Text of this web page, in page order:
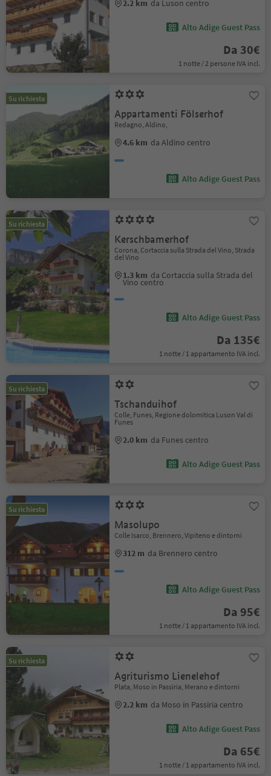
2.2 km da Luson centro
Alto Adige Guest Pass
Da 30€
1 notte / 2 persone IVA incl.
Su richiesta
Appartamenti Fölserhof
Redagno, Aldino,
4.6 km da Aldino centro
Alto Adige Guest Pass
Su richiesta
Kerschbamerhof
Corona, Cortaccia sulla Strada del Vino, Strada
del Vino
1.3 km da Cortaccia sulla Strada del
Vino centro
Alto Adige Guest Pass
Da 135€
1 notte / 1 appartamento IVA incl.
Su richiesta
Tschanduihof
Colle, Funes, Regione dolomitica Luson Val di
Funes
2.0 km da Funes centro
Alto Adige Guest Pass
Su richiesta
Masolupo
Colle Isarco, Brennero, Vipiteno e dintorni
312 m da Brennero centro
Alto Adige Guest Pass
Da 95€
1 notte / 1 appartamento IVA incl.
Su richiesta
Agriturismo Lienelehof
Plata, Moso in Passiria, Merano e dintorni
2.2 km da Moso in Passiria centro
Alto Adige Guest Pass
Da 65€
1 notte / 1 appartamento IVA incl.